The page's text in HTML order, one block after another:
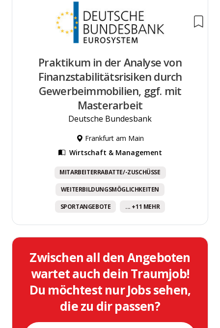
Praktikum in der Analyse von
Finanzstabilitätsrisiken durch
Gewerbeimmobilien, ggf. mit
Masterarbeit
Deutsche Bundesbank
Frankfurt am Main
Wirtschaft & Management
MITARBEITERRABATTE/-ZUSCHÜSSE
WEITERBILDUNGSMÖGLICHKEITEN
SPORTANGEBOTE ... +11 MEHR
Zwischen all den Angeboten
wartet auch dein Traumjob!
Du möchtest nur Jobs sehen,
die zu dir passen?